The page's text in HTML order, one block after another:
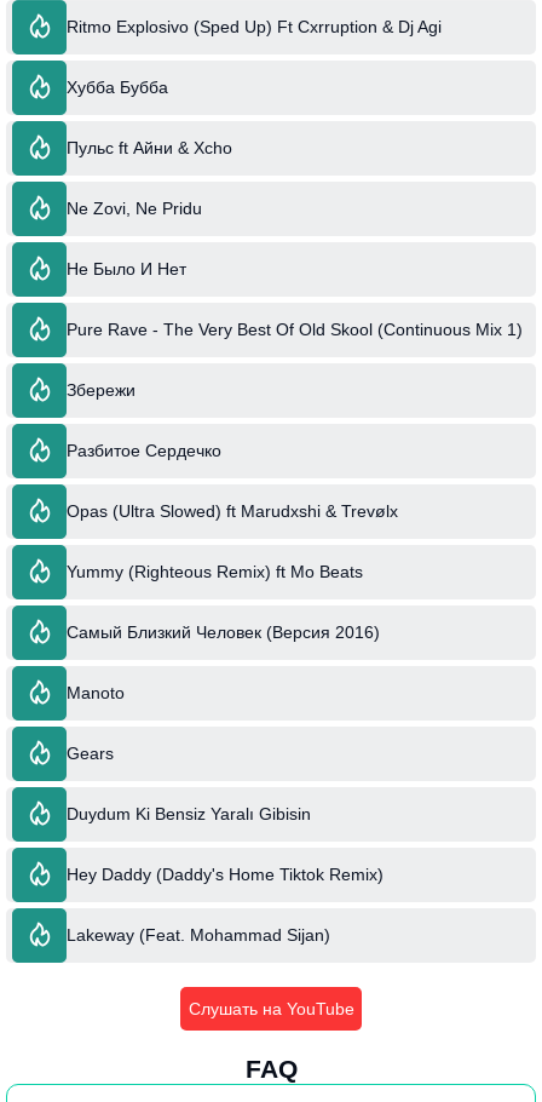
Ritmo Explosivo (Sped Up) Ft Cxrruption & Dj Agi
Хубба Бубба
Пульс ft Айни & Xcho
Ne Zovi, Ne Pridu
Не Было И Нет
Pure Rave - The Very Best Of Old Skool (Continuous Mix 1)
Збережи
Разбитое Сердечко
Opas (Ultra Slowed) ft Marudxshi & Trevølx
Yummy (Righteous Remix) ft Mo Beats
Самый Близкий Человек (Версия 2016)
Manoto
Gears
Duydum Ki Bensiz Yaralı Gibisin
Hey Daddy (Daddy's Home Tiktok Remix)
Lakeway (Feat. Mohammad Sijan)
Слушать на YouTube
FAQ